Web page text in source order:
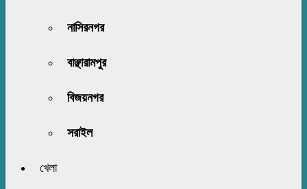
নাসিরনগর
বাঞ্ছারামপুর
বিজয়নগর
সরাইল
খেলা